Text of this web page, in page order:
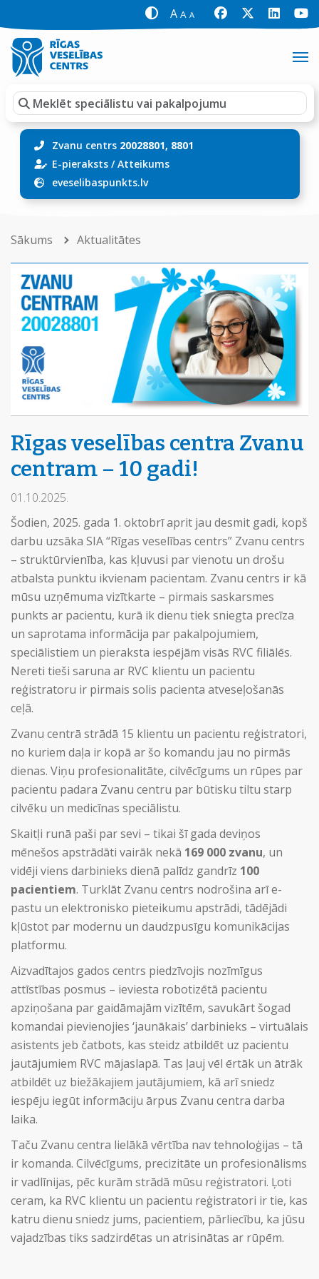
A A A
Zvanu centrs 20028801, 8801
E-pieraksts/Atteikums
eveselibaspunkts.lv
Sākums Aktualitātes
Rīgas veselības centra Zvanu
centram – 10 gadi!
01.10.2025.
Šodien, 2025. gada 1. oktobrī aprit jau desmit gadi, kopš
darbu uzsāka SIA “Rīgas veselības centrs” Zvanu centrs
– struktūrvienība, kas kļuvusi par vienotu un drošu
atbalsta punktu ikvienam pacientam. Zvanu centrs ir kā
mūsu uzņēmuma vizītkarte – pirmais saskarsmes
punkts ar pacientu, kurā ik dienu tiek sniegta precīza
un saprotama informācija par pakalpojumiem,
speciālistiem un pieraksta iespējām visās RVC filiālēs.
Nereti tieši saruna ar RVC klientu un pacientu
reģistratoru ir pirmais solis pacienta atveseļošanās
ceļā.
Zvanu centrā strādā 15 klientu un pacientu reģistratori,
no kuriem daļa ir kopā ar šo komandu jau no pirmās
dienas. Viņu profesionalitāte, cilvēcīgums un rūpes par
pacientu padara Zvanu centru par būtisku tiltu starp
cilvēku un medicīnas speciālistu.
Skaitļi runā paši par sevi – tikai šī gada deviņos
mēnešos apstrādāti vairāk nekā 169 000 zvanu, un
vidēji viens darbinieks dienā palīdz gandrīz 100
pacientiem. Turklāt Zvanu centrs nodrošina arī e-
pastu un elektronisko pieteikumu apstrādi, tādējādi
kļūstot par modernu un daudzpusīgu komunikācijas
platformu.
Aizvadītajos gados centrs piedzīvojis nozīmīgus
attīstības posmus – ieviesta robotizētā pacientu
apziņošana par gaidāmajām vizītēm, savukārt šogad
komandai pievienojies ‘jaunākais’ darbinieks – virtuālais
asistents jeb čatbots, kas steidz atbildēt uz pacientu
jautājumiem RVC mājaslapā. Tas ļauj vēl ērtāk un ātrāk
atbildēt uz biežākajiem jautājumiem, kā arī sniedz
iespēju iegūt informāciju ārpus Zvanu centra darba
laika.
Taču Zvanu centra lielākā vērtība nav tehnoloģijas – tā
ir komanda. Cilvēcīgums, precizitāte un profesionālisms
ir vadlīnijas, pēc kurām strādā mūsu reģistratori. Ļoti
ceram, ka RVC klientu un pacientu reģistratori ir tie, kas
katru dienu sniedz jums, pacientiem, pārliecību, ka jūsu
vajadzības tiks sadzirdētas un atrisinātas ar rūpēm.